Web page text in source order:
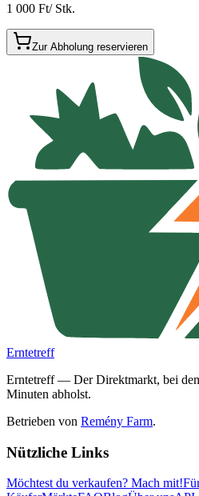
1 000 Ft/ Stk.
Zur Abholung reservieren
Erntetreff
Erntetreff — Der Direktmarkt, bei
Minuten abholst.
Betrieben von Remény Farm.
Nützliche Links
Möchtest du verkaufen? Mach mit!